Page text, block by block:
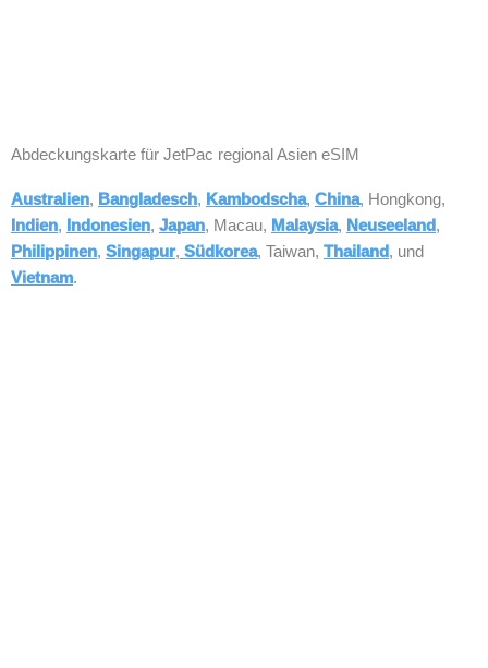
Abdeckungskarte für JetPac regional Asien eSIM
Australien, Bangladesch, Kambodscha, China, Hongkong,
Indien, Indonesien, Japan, Macau, Malaysia, Neuseeland,
Philippinen, Singapur, Südkorea, Taiwan, Thailand, und
Vietnam.